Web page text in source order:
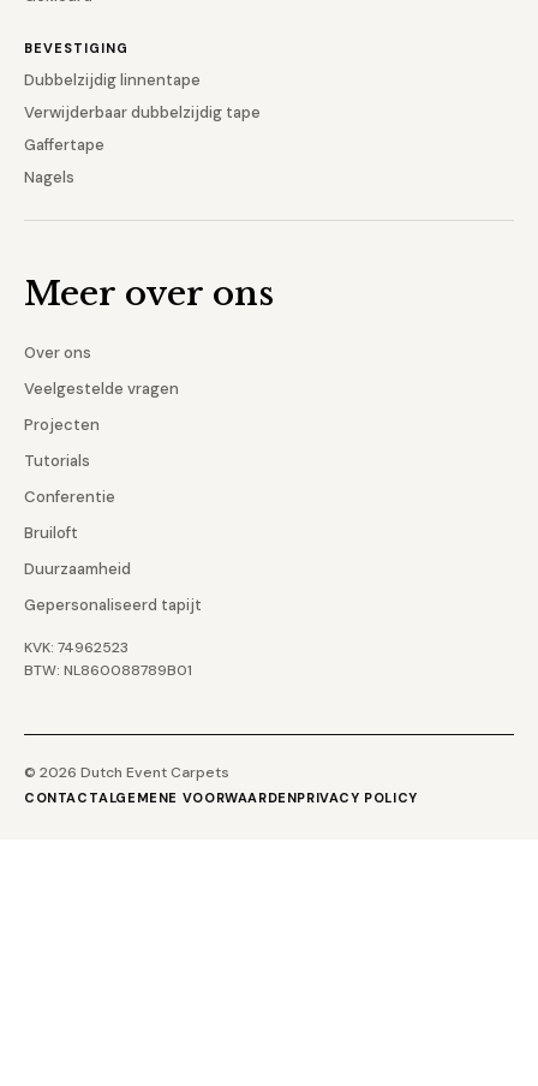
BEVESTIGING
Dubbelzijdig linnentape
Verwijderbaar dubbelzijdig tape
Gaffertape
Nagels
Meer over ons
Over ons
Veelgestelde vragen
Projecten
Tutorials
Conferentie
Bruiloft
Duurzaamheid
Gepersonaliseerd tapijt
KVK: 74962523
BTW: NL860088789B01
© 2026 Dutch Event Carpets
CONTACTALGEMENE VOORWAARDENPRIVACY POLICY